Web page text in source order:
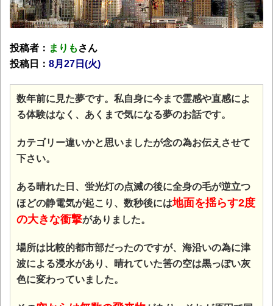
投稿者： まりも さん
投稿日： 8月27日(火)
数年前に見た夢です。私自身に今まで霊感や直感によ
る体験はなく、あくまで気になる夢のお話です。
カテゴリー違いかと思いましたが念の為お伝えさせて
下さい。
ある晴れた日、蛍光灯の点滅の後に全身の毛が逆立つ
ほどの静電気が起こり、数秒後には地面を揺らす2度
の大きな衝撃がありました。
場所は比較的都市部だったのですが、海沿いの為に津
波による浸水があり、晴れていた筈の空は黒っぽい灰
色に変わっていました。